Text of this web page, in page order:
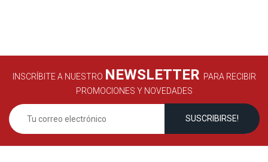
INSCRÍBITE A NUESTRO NEWSLETTER PARA RECIBIR
PROMOCIONES Y NOVEDADES